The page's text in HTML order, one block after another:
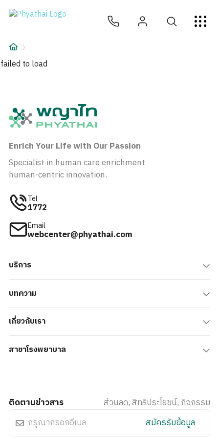
TH English
บทความ
สาขาโรงพยาบาล
failed to load
Enrich Your Life with Our Passion
Specialist in human care enrichment
human-centric innovation.
Tel
1772
Email
webcenter@phyathai.com
บริการ
บทความ
เกี่ยวกับเรา
สาขาโรงพยาบาล
ติดตามข่าวสาร
ส่วนลด, สิทธิประโยชน์, กิจกรรม
สมัครรับข้อมูล